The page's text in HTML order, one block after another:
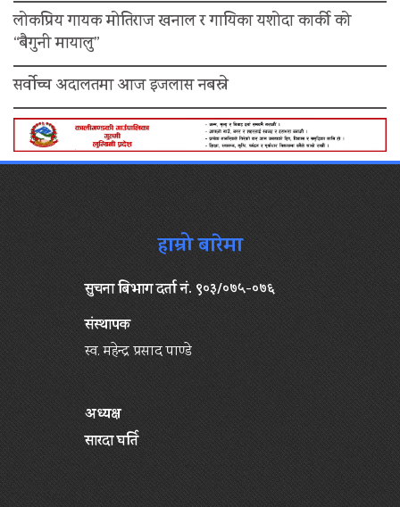
लोकप्रिय गायक मोतिराज खनाल र गायिका यशोदा कार्की को
“बैगुनी मायालु”
सर्वोच्च अदालतमा आज इजलास नबस्ने
हाम्रो बारेमा
सुचना बिभाग दर्ता नं. ९०३/०७५-०७६
संस्थापक
स्व. महेन्द्र प्रसाद पाण्डे
अध्यक्ष
सारदा घर्ति